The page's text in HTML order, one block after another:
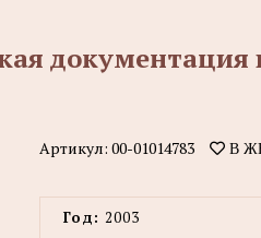
документация
Артикул: 00-01014783 В
Год: 2003